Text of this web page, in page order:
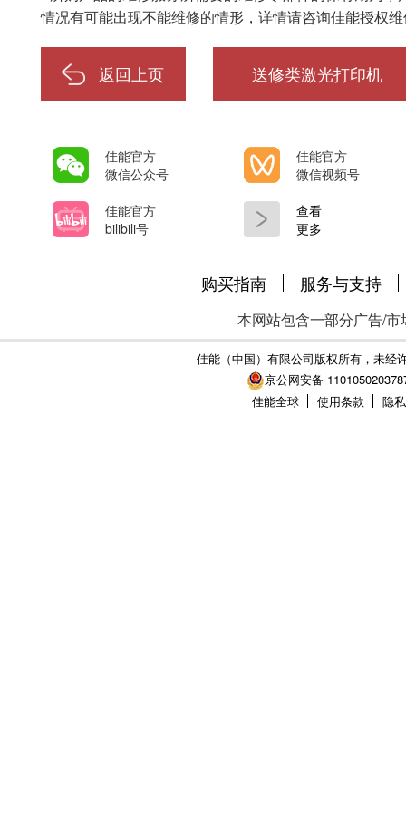
情况有可能出现不能维修的情形，详情请咨询佳能授权
返回上页 送修类激光打印机
佳能官方
微信公众号
佳能官方
微信视频号
佳能官方
bilibili号
查看
更多
购买指南 服务与支持
本网站包含一部分广告/
佳能（中国）有限公司版权所有，未经
京公网安备
佳能全球
使用条款 隐